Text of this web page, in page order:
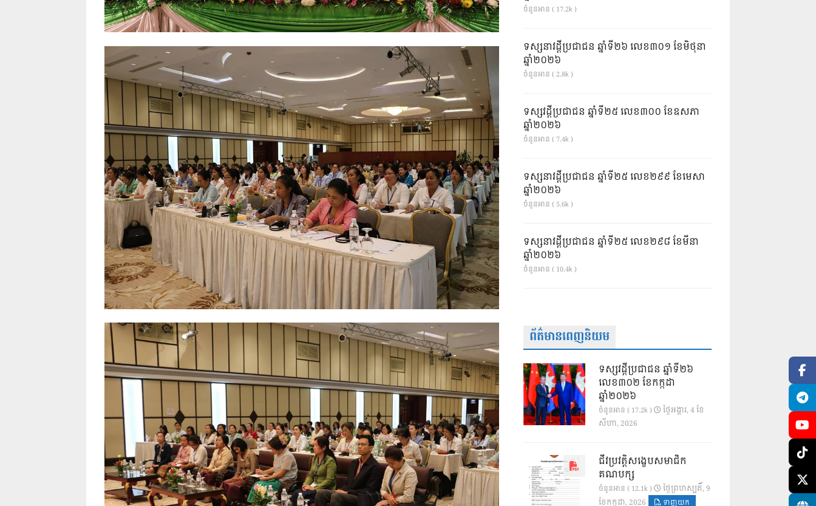
ចំនួនអាន ( 17.2k )
ទស្សនាវដ្ដីប្រជាជន ឆ្នាំទី២៦ លេខ៣០១ ខែមិថុនា
ឆ្នាំ២០២៦
ចំនួនអាន ( 2.8k )
ទស្សវដ្តីប្រជាជន ឆ្នាំទី២៥ លេខ៣០០ ខែឧសភា
ឆ្នាំ២០២៦
ចំនួនអាន ( 7.4k )
ទស្សនាវដ្ដីប្រជាជន ឆ្នាំទី២៥ លេខ២៩៩ ខែមេសា
ឆ្នាំ២០២៦
ចំនួនអាន ( 5.6k )
ទស្សនាវដ្ដីប្រជាជន ឆ្នាំទី២៥ លេខ២៩៨ ខែមីនា
ឆ្នាំ២០២៦
ចំនួនអាន ( 10.4k )
ព័ត៌មានពេញនិយម
ទស្សវដ្តីប្រជាជន ឆ្នាំទី២៦
លេខ៣០២ ខែកក្កដា
ឆ្នាំ២០២៦
ចំនួនអាន ( 17.2k )
ថ្ងៃ​អង្គារ, 4 ខែ​
សីហា, 2026
ជីវប្រវត្តិសង្ខេបសមាជិក
គណបក្ស
ចំនួនអាន ( 12.1k )
ថ្ងៃ​ព្រហស្បតិ៍, 9
ខែ​កក្កដា, 2026
ទាញយក